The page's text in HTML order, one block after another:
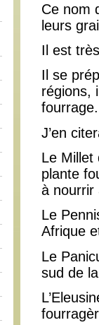
Ce nom
leurs
Il est
Il se
régions,
fourrage.
J’en
Le Millet
plante
à nourrir
Le
Afrique
Le
sud de